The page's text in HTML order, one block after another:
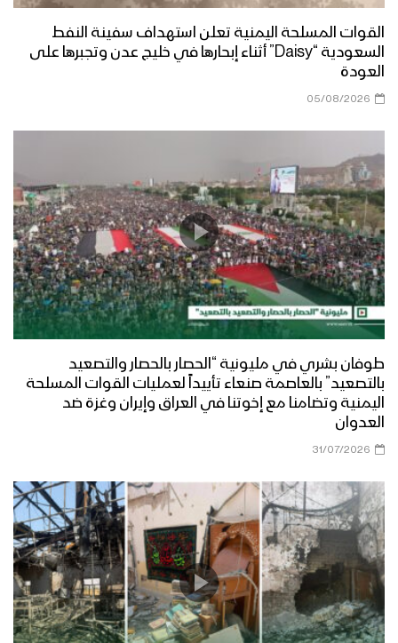
القوات المسلحة اليمنية تعلن استهداف سفينة النفط
السعودية “Daisy” أثناء إبحارها في خليج عدن وتجبرها على
العودة
05/08/2026
طوفان بشري في مليونية “الحصار بالحصار والتصعيد
بالتصعيد” بالعاصمة صنعاء تأييداً لعمليات القوات المسلحة
اليمنية وتضامنا مع إخوتنا في العراق وإيران وغزة ضد
العدوان
31/07/2026